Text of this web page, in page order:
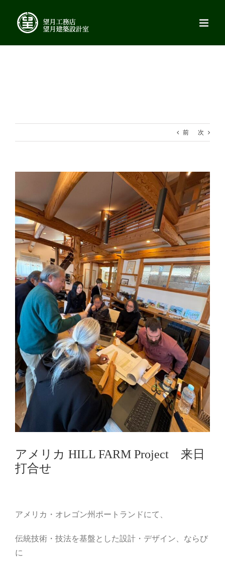
content
前 次
Image
アメリカ HILL FARM Project 来日
打合せ
アメリカ・オレゴン州ポートランドにて、
伝統技術・技法を基盤とした設計・デザイン、ならび
に